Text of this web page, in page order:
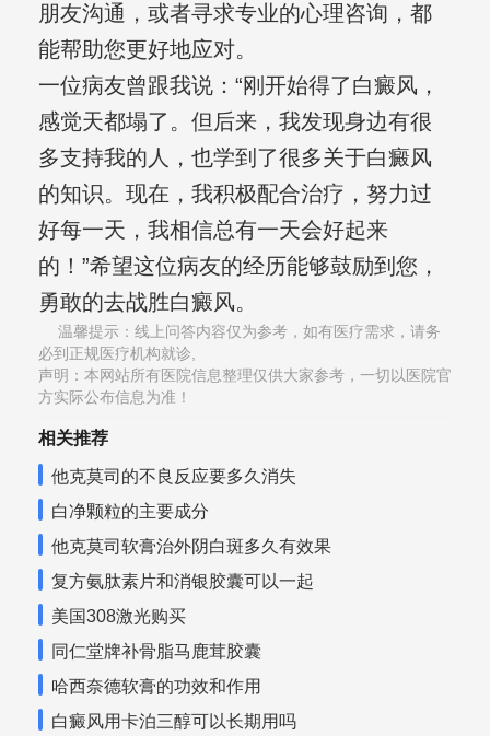
朋友沟通，或者寻求专业的心理咨询，都
能帮助您更好地应对。
一位病友曾跟我说：“刚开始得了白癜风，
感觉天都塌了。但后来，我发现身边有很
多支持我的人，也学到了很多关于白癜风
的知识。现在，我积极配合治疗，努力过
好每一天，我相信总有一天会好起来
的！”希望这位病友的经历能够鼓励到您，
勇敢的去战胜白癜风。
温馨提示：线上问答内容仅为参考，如有医疗需求，请务
必到正规医疗机构就诊,
声明：本网站所有医院信息整理仅供大家参考，一切以医院官
方实际公布信息为准！
相关推荐
他克莫司的不良反应要多久消失
白净颗粒的主要成分
他克莫司软膏治外阴白斑多久有效果
复方氨肽素片和消银胶囊可以一起
美国308激光购买
同仁堂牌补骨脂马鹿茸胶囊
哈西奈德软膏的功效和作用
白癜风用卡泊三醇可以长期用吗